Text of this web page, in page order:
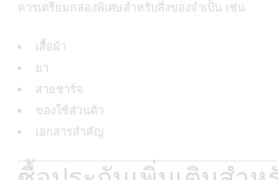
ควรเตรียมกล่องพิเศษสำหรับสิ่งของจำเป็น เช่น
เสื้อผ้า
ยา
สายชาร์จ
ของใช้ส่วนตัว
เอกสารสำคัญ